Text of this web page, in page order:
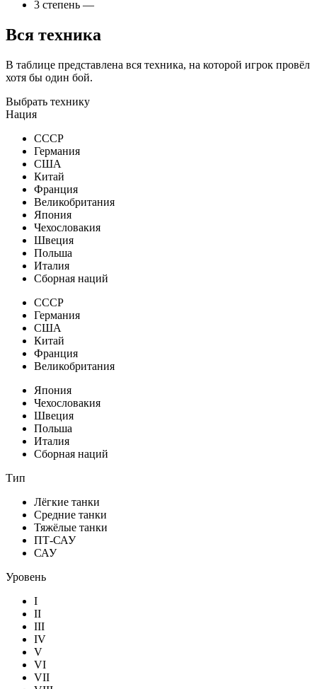
3 степень —
Вся техника
В таблице представлена вся техника, на которой игрок провёл
хотя бы один бой.
Выбрать технику
Нация
СССР
Германия
США
Китай
Франция
Великобритания
Япония
Чехословакия
Швеция
Польша
Италия
Сборная наций
СССР
Германия
США
Китай
Франция
Великобритания
Япония
Чехословакия
Швеция
Польша
Италия
Сборная наций
Тип
Лёгкие танки
Средние танки
Тяжёлые танки
ПТ-САУ
САУ
Уровень
I
II
III
IV
V
VI
VII